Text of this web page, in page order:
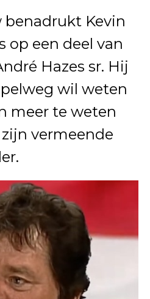
Kevin
op een deel van
Hazes sr. Hij
wil weten
meer te weten
vermeende